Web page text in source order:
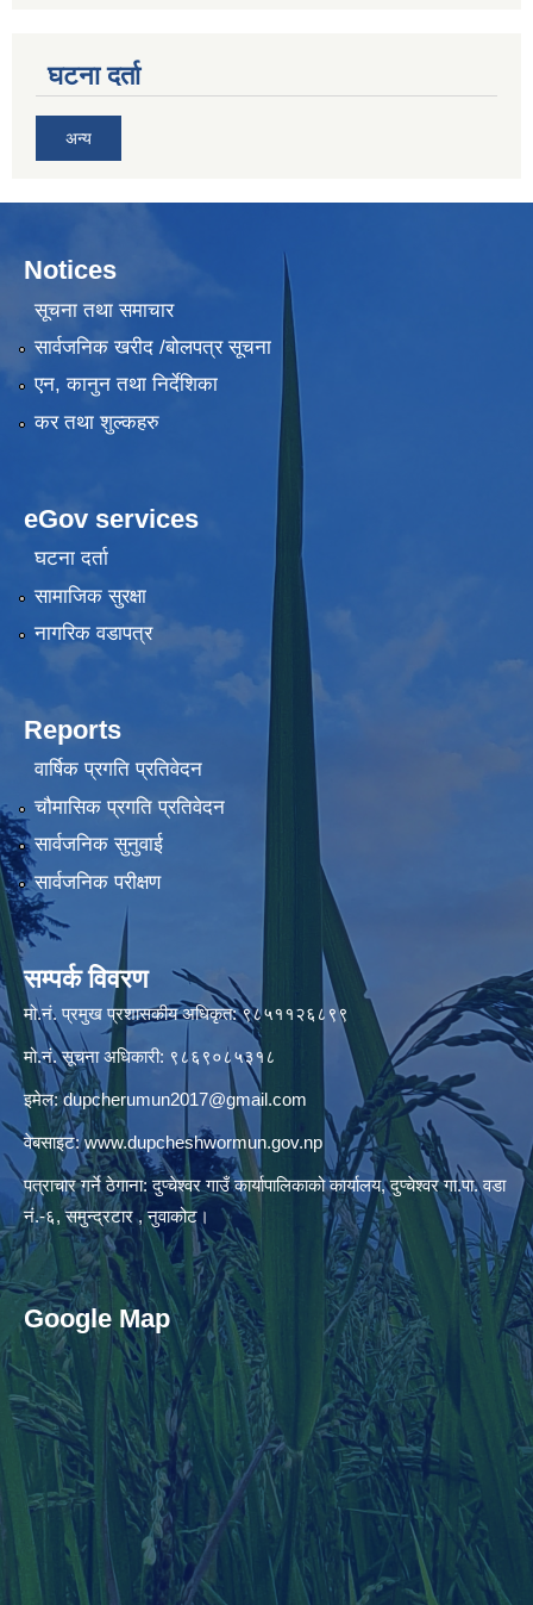
घटना दर्ता
अन्य
Notices
सूचना तथा समाचार
सार्वजनिक खरीद /बोलपत्र सूचना
एन, कानुन तथा निर्देशिका
कर तथा शुल्कहरु
eGov services
घटना दर्ता
सामाजिक सुरक्षा
नागरिक वडापत्र
Reports
वार्षिक प्रगति प्रतिवेदन
चौमासिक प्रगति प्रतिवेदन
सार्वजनिक सुनुवाई
सार्वजनिक परीक्षण
सम्पर्क विवरण
मो.नं. प्रमुख प्रशासकीय अधिकृत: ९८५११२६८९९
मो.नं. सूचना अधिकारी: ९८६९०८५३१८
इमेल:dupcherumun2017@gmail.com
वेबसाइट:www.dupcheshwormun.gov.np
पत्राचार गर्ने ठेगाना: दुप्चेश्वर गाउँ कार्यापालिकाको कार्यालय, दुप्चेश्वर गा.पा. वडा
नं.-६, समुन्द्रटार , नुवाकोट।
Google Map